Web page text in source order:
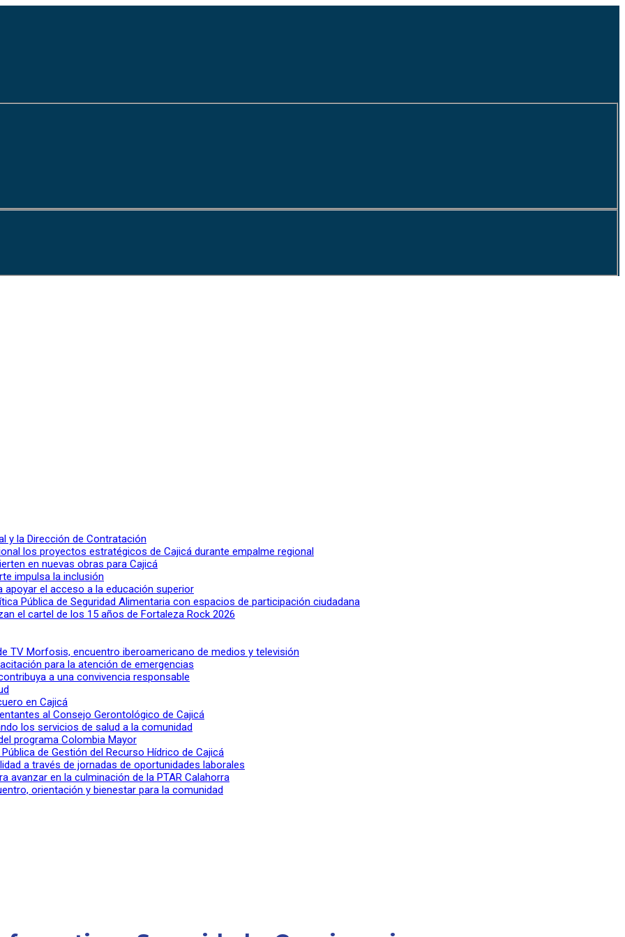
y la Dirección de Contratación
los proyectos estratégicos de Cajicá durante empalme regional
en nuevas obras para Cajicá
impulsa la inclusión
apoyar el acceso a la educación superior
Pública de Seguridad Alimentaria con espacios de participación ciudadana
el cartel de los 15 años de Fortaleza Rock 2026
TV Morfosis, encuentro iberoamericano de medios y televisión
para la atención de emergencias
a una convivencia responsable
en Cajicá
al Consejo Gerontológico de Cajicá
los servicios de salud a la comunidad
programa Colombia Mayor
de Gestión del Recurso Hídrico de Cajicá
a través de jornadas de oportunidades laborales
avanzar en la culminación de la PTAR Calahorra
orientación y bienestar para la comunidad